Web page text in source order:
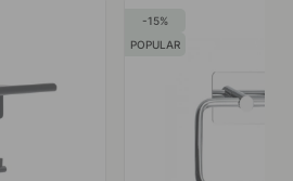
15
POPULAR